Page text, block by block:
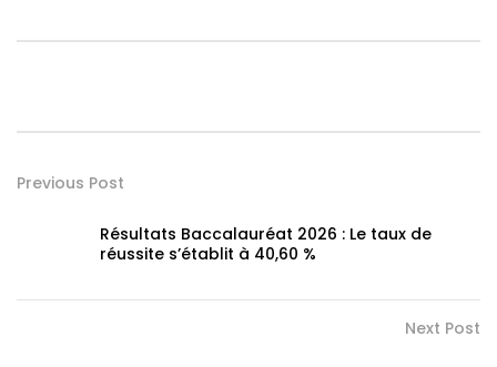
Previous Post
Résultats Baccalauréat 2026 : Le taux de
réussite s’établit à 40,60 %
Next Post